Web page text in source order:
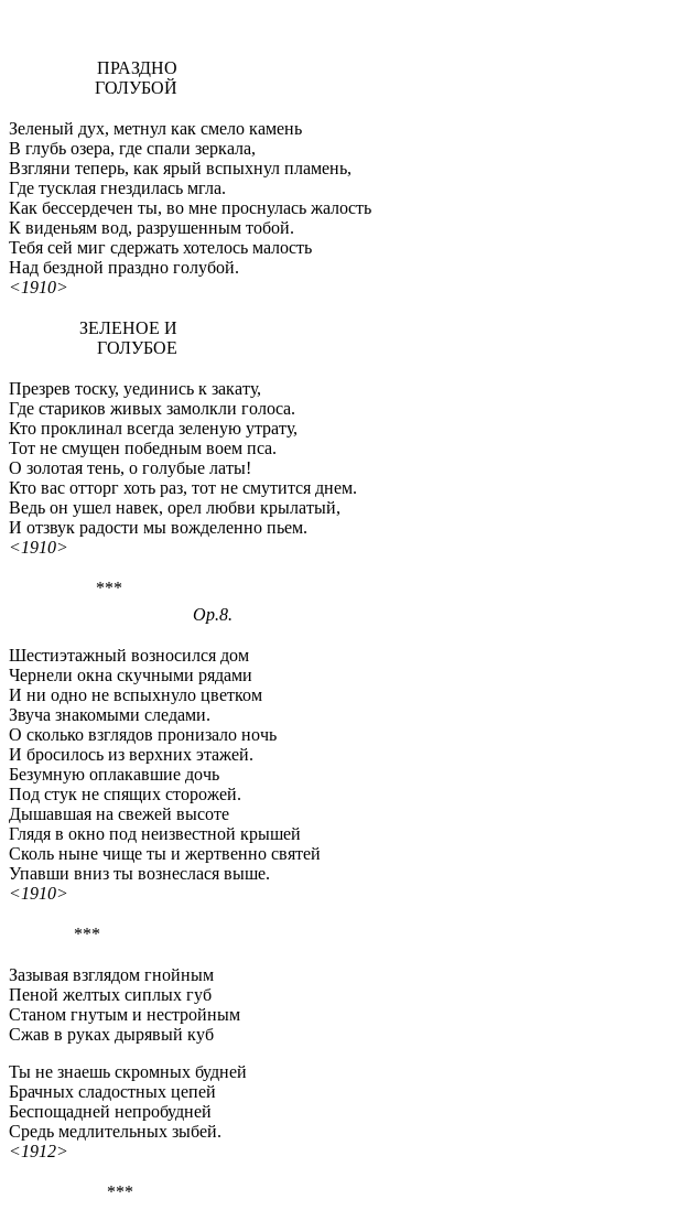
ПРАЗДНО
ГОЛУБОЙ
Зеленый дух, метнул как смело камень
В глубь озера, где спали зеркала,
Взгляни теперь, как ярый вспыхнул пламень,
Где тусклая гнездилась мгла.
Как бессердечен ты, во мне проснулась жалость
К виденьям вод, разрушенным тобой.
Тебя сей миг сдержать хотелось малость
Над бездной праздно голубой.
<1910>
ЗЕЛЕНОЕ И
ГОЛУБОЕ
Презрев тоску, уединись к закату,
Где стариков живых замолкли голоса.
Кто проклинал всегда зеленую утрату,
Тот не смущен победным воем пса.
О золотая тень, о голубые латы!
Кто вас отторг хоть раз, тот не смутится днем.
Ведь он ушел навек, орел любви крылатый,
И отзвук радости мы вожделенно пьем.
<1910>
***
Op.8.
Шестиэтажный возносился дом
Чернели окна скучными рядами
И ни одно не вспыхнуло цветком
Звуча знакомыми следами.
О сколько взглядов пронизало ночь
И бросилось из верхних этажей.
Безумную оплакавшие дочь
Под стук не спящих сторожей.
Дышавшая на свежей высоте
Глядя в окно под неизвестной крышей
Сколь ныне чище ты и жертвенно святей
Упавши вниз ты вознеслася выше.
<1910>
***
Зазывая взглядом гнойным
Пеной желтых сиплых губ
Станом гнутым и нестройным
Сжав в руках дырявый куб
Ты не знаешь скромных будней
Брачных сладостных цепей
Беспощадней непробудней
Средь медлительных зыбей.
<1912>
***